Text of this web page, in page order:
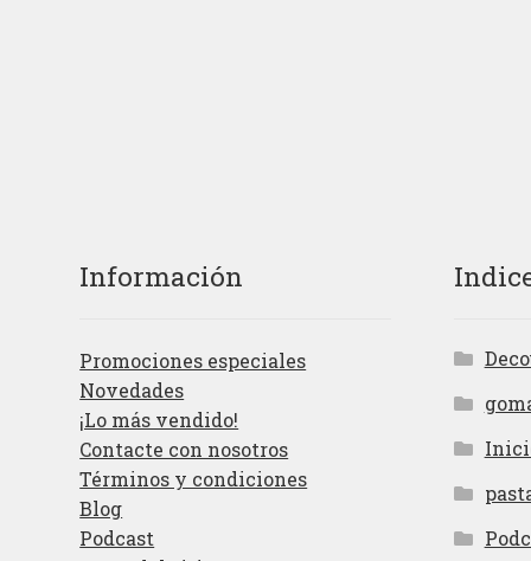
Información
Promociones especiales
Novedades
¡Lo más vendido!
Contacte con nosotros
Términos y condiciones
Blog
Podcast